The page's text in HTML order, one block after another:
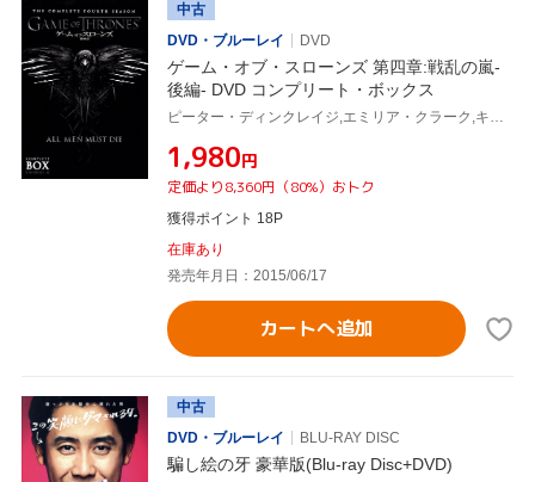
中古
DVD・ブルーレイ
DVD
ゲーム・オブ・スローンズ 第四章:戦乱の嵐-
後編- DVD コンプリート・ボックス
ピーター・ディンクレイジ,エミリア・クラーク,キット・ハリントン,ジョージ・R.R.マーティン(原作)
¥1,980円
定価より8,360円（80%）おトク
獲得ポイント 18P
在庫あり
発売年月日：2015/06/17
カートへ追加
中古
DVD・ブルーレイ
BLU-RAY DISC
騙し絵の牙 豪華版(Blu-ray Disc+DVD)